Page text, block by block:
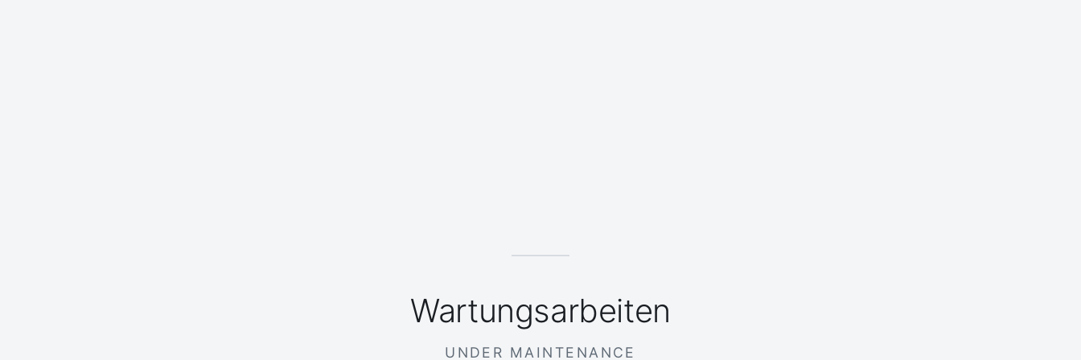
Wartungsarbeiten
UNDER MAINTENANCE